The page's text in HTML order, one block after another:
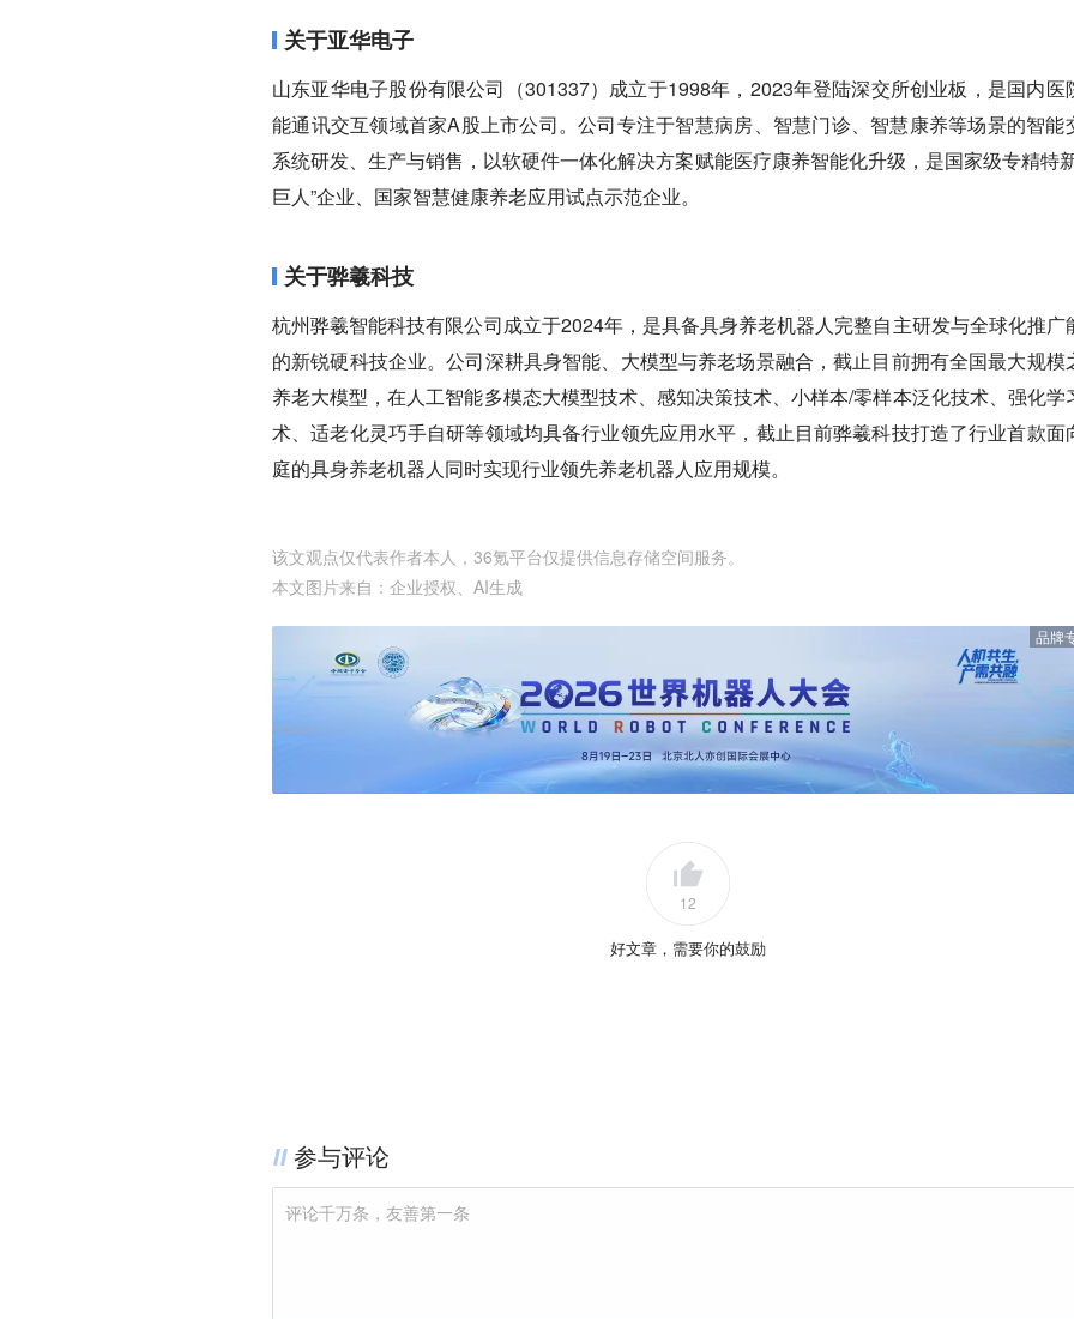
关于亚华电子
山东亚华电子股份有限公司（301337）成立于1998年，2023年登陆深交所创业板，是国内医
能通讯交互领域首家A股上市公司。公司专注于智慧病房、智慧门诊、智慧康养等场景的智能
系统研发、生产与销售，以软硬件一体化解决方案赋能医疗康养智能化升级，是国家级专精特
巨人”企业、国家智慧健康养老应用试点示范企业。
关于骅羲科技
杭州骅羲智能科技有限公司成立于2024年，是具备具身养老机器人完整自主研发与全球化推广
的新锐硬科技企业。公司深耕具身智能、大模型与养老场景融合，截止目前拥有全国最大规模
养老大模型，在人工智能多模态大模型技术、感知决策技术、小样本/零样本泛化技术、强化学
术、适老化灵巧手自研等领域均具备行业领先应用水平，截止目前骅羲科技打造了行业首款面
庭的具身养老机器人同时实现行业领先养老机器人应用规模。
该文观点仅代表作者本人，36氪平台仅提供信息存储空间服务。
本文图片来自： 企业授权、 AI生成
品牌
12
好文章，需要你的鼓励
参与评论
评论千万条，友善第一条